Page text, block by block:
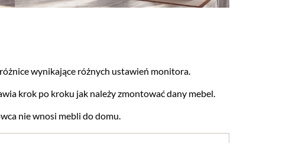
wynikające różnych ustawień monitora.
krok po kroku jak należy zmontować dany mebel.
nie wnosi mebli do domu.